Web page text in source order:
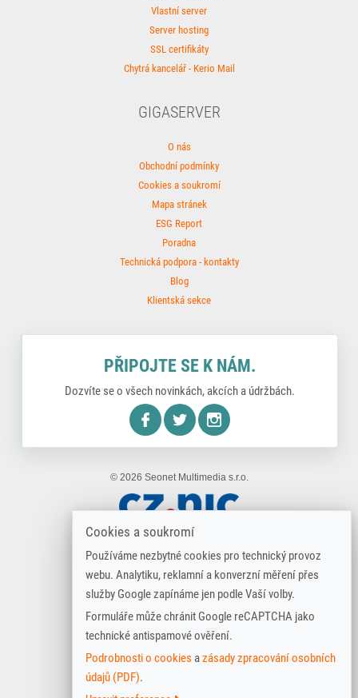
Cookies a soukromí
Používáme nezbytné cookies pro technický provoz
webu. Analytiku, reklamní a konverzní měření přes
služby Google zapínáme jen podle Vaší volby.
Formuláře může chránit Google reCAPTCHA jako
technické antispamové ověření.
Podrobnosti o cookies azásady zpracování osobních
údajů (PDF).
Vlastní server
Server hosting
SSL certifikáty
Chytrá kancelář - Kerio Mail
GIGASERVER
O nás
Obchodní podmínky
Cookies a soukromí
Mapa stránek
ESG Report
Poradna
Technická podpora - kontakty
Blog
Klientská sekce
PŘIPOJTE SE K NÁM.
Dozvíte se o všech novinkách, akcích a údržbách.
© 2026 Seonet Multimedia s.r.o.